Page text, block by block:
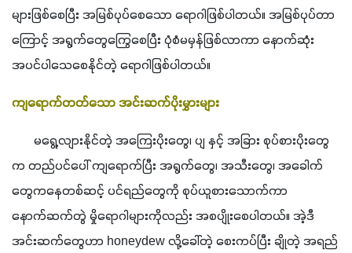
များဖြစ်စေပြီး အမြစ်ပုပ်စေသော ရောဂါဖြစ်ပါတယ်။ အမြစ်ပုပ်တာ
ကြောင့် အရွက်တွေကြွေစေပြီး ပုံစံမမှန်ဖြစ်လာကာ နောက်ဆုံး
အပင်ပါသေစေနိုင်တဲ့ ရောဂါဖြစ်ပါတယ်။
ကျရောက်တတ်သော အင်းဆက်ပိုးမွှားများ
မရွေ့လျားနိုင်တဲ့ အကြေးပိုးတွေ၊ ပျ နှင့် အခြား စုပ်စားပိုးတွေ
က တည်ပင်ပေါ် ကျရောက်ပြီး အရွက်တွေ၊ အသီးတွေ၊ အခေါက်
တွေကနေတစ်ဆင့် ပင်ရည်တွေကို စုပ်ယူစားသောက်ကာ
နောက်ဆက်တွဲ မှိုရောဂါများကိုလည်း အစပျိုးစေပါတယ်။ အဲ့ဒီ
အင်းဆက်တွေဟာ honeydew လို့ခေါ်တဲ့ စေးကပ်ပြီး ချိုတဲ့ အရည်